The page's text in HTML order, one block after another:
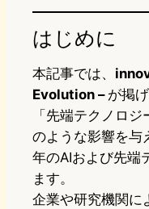
はじめに
本記事では、
Evolution – が掲
「先端テクノロ
のような影響を
年のAIおよび先端
ます。
企業や研究機関に